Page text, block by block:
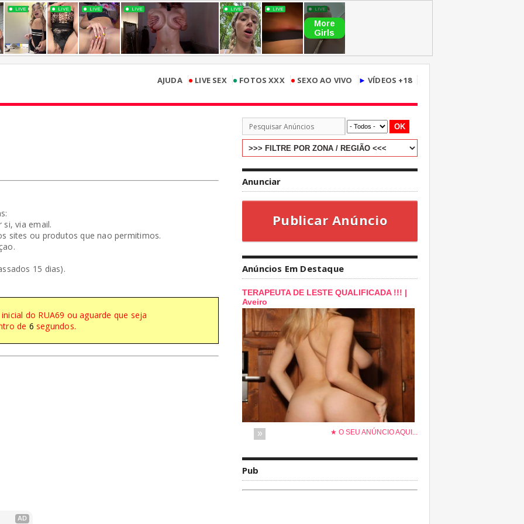
AJUDA • LIVE SEX • FOTOS XXX • SEXO AO VIVO ► VÍDEOS +18
via email.
sites ou produtos que nao permitimos.
15 dias).
do RUA69 ou aguarde que seja
de 6 segundos.
AD
OK
Anunciar
Publicar Anúncio
Anúncios Em Destaque
Pub